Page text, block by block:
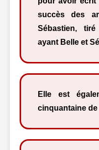
succès des
Sébastien,
ayant Belle et
Elle est
cinquantaine